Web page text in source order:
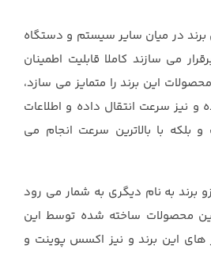
برند در میان سایر سیستم و دستگاه
می سازند کاملا قابلیت اطمینان
این برند را متمایز می سازد،
نیز سرعت انتقال داده و اطلاعات
و بلکه با بالاترین سرعت انجام می
برند به نام دیگری به شمار می رود
محصولات ساخته شده توسط این
های این برند و نیز اکسس پوینت و